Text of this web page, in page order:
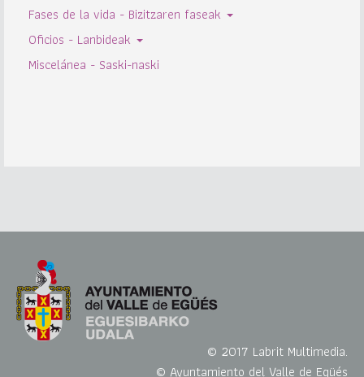
Fases de la vida - Bizitzaren faseak
Oficios - Lanbideak
Miscelánea - Saski-naski
© 2017 Labrit Multimedia.
© Ayuntamiento del Valle de Egüés